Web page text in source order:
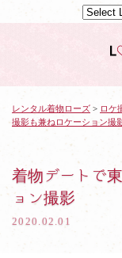
ル
ー
レンタル着物ローズ > ロケ
撮影も兼ねロケーション撮
着物デートで
ョン撮影
2020.02.01